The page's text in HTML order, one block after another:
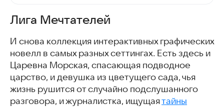
Лига Мечтателей
И снова коллекция интерактивных графических
новелл в самых разных сеттингах. Есть здесь и
Царевна Морская, спасающая подводное
царство, и девушка из цветущего сада, чья
жизнь рушится от случайно подслушанного
разговора, и журналистка, ищущаятайны